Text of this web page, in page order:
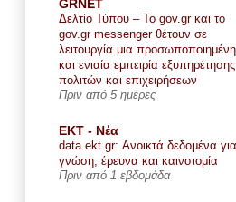
GRNET
Δελτίο Τύπου – Το gov.gr και το
gov.gr messenger θέτουν σε
λειτουργία μια προσωποποιημένη
και ενιαία εμπειρία εξυπηρέτησης
πολιτών και επιχειρήσεων
Πριν από 5 ημέρες
ΕΚΤ - Nέα
data.ekt.gr: Ανοικτά δεδομένα για
γνώση, έρευνα και καινοτομία
Πριν από 1 εβδομάδα